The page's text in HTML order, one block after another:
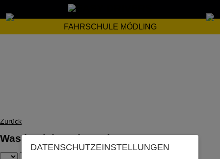
FAHRSCHULE MÖDLING
Zurück
Was ist dein Geburtsdatum?
DATENSCHUTZ­EINSTELLUNGEN